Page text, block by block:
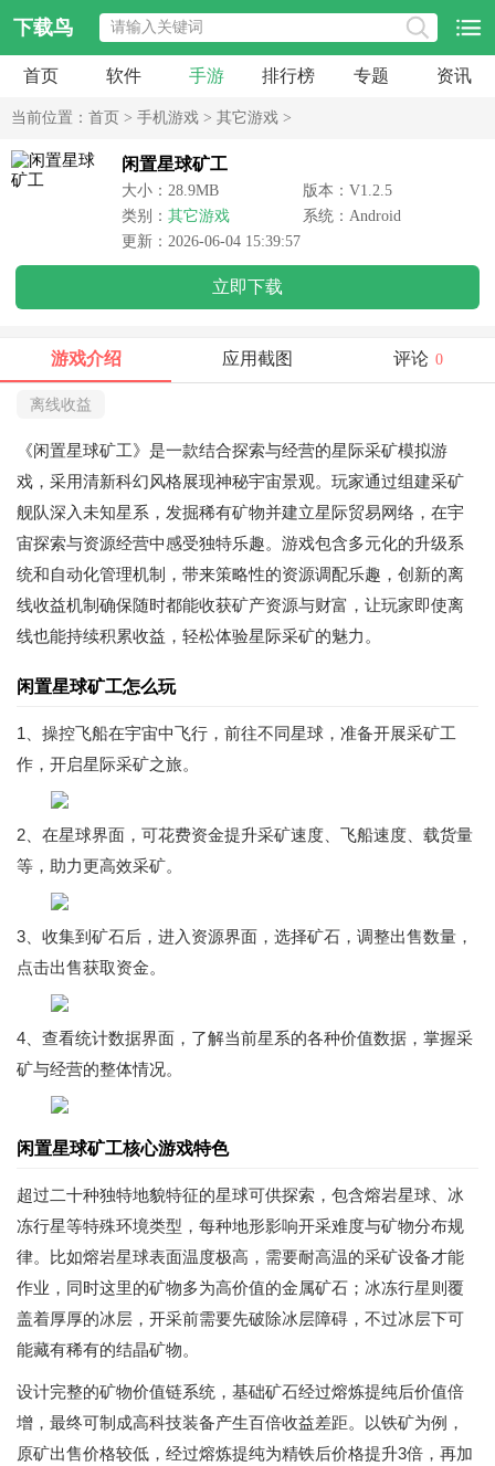
下载鸟
首页 软件 手游 排行榜 专题 资讯
当前位置： 首页 > 手机游戏 > 其它游戏 >
闲置星球矿工
大小：28.9MB
版本：V1.2.5
类别： 其它游戏
系统：Android
更新：2026-06-04 15:39:57
立即下载
游戏介绍 应用截图 评论 0
离线收益
《闲置星球矿工》是一款结合探索与经营的星际采矿模拟游
戏，采用清新科幻风格展现神秘宇宙景观。玩家通过组建采矿
舰队深入未知星系，发掘稀有矿物并建立星际贸易网络，在宇
宙探索与资源经营中感受独特乐趣。游戏包含多元化的升级系
统和自动化管理机制，带来策略性的资源调配乐趣，创新的离
线收益机制确保随时都能收获矿产资源与财富，让玩家即使离
线也能持续积累收益，轻松体验星际采矿的魅力。
闲置星球矿工怎么玩
1、操控飞船在宇宙中飞行，前往不同星球，准备开展采矿工
作，开启星际采矿之旅。
2、在星球界面，可花费资金提升采矿速度、飞船速度、载货量
等，助力更高效采矿。
3、收集到矿石后，进入资源界面，选择矿石，调整出售数量，
点击出售获取资金。
4、查看统计数据界面，了解当前星系的各种价值数据，掌握采
矿与经营的整体情况。
闲置星球矿工核心游戏特色
超过二十种独特地貌特征的星球可供探索，包含熔岩星球、冰
冻行星等特殊环境类型，每种地形影响开采难度与矿物分布规
律。比如熔岩星球表面温度极高，需要耐高温的采矿设备才能
作业，同时这里的矿物多为高价值的金属矿石；冰冻行星则覆
盖着厚厚的冰层，开采前需要先破除冰层障碍，不过冰层下可
能藏有稀有的结晶矿物。
设计完整的矿物价值链系统，基础矿石经过熔炼提纯后价值倍
增，最终可制成高科技装备产生百倍收益差距。以铁矿为例，
原矿出售价格较低，经过熔炼提纯为精铁后价格提升3倍，再加